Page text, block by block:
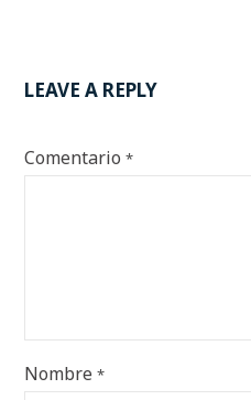
LEAVE A REPLY
Comentario*
Nombre*